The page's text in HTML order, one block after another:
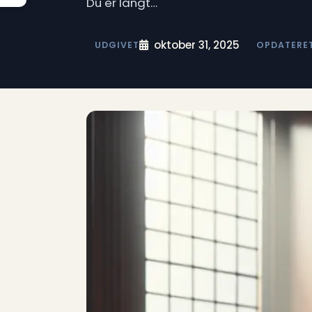
UDGIVET oktober 31, 2025